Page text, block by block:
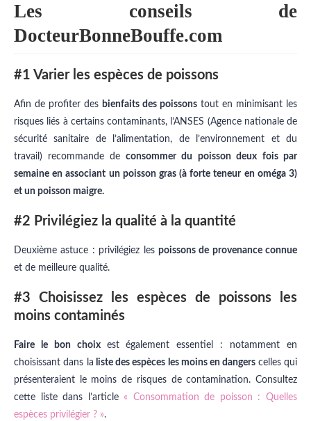
Les conseils de
DocteurBonneBouffe.com
#1 Varier les espèces de poissons
Afin de profiter des bienfaits des poissons tout en minimisant les
risques liés à certains contaminants, l’ANSES (Agence nationale de
sécurité sanitaire de l’alimentation, de l’environnement et du
travail)
recommande de consommer du poisson deux fois par
semaine en associant un poisson gras (à forte teneur en oméga 3)
et un poisson maigre.
#2 Privilégiez la qualité à la quantité
Deuxième astuce : privilégiez les poissons de provenance connue
et de meilleure qualité.
#3 Choisissez les espèces de poissons les
moins contaminés
Faire le bon choix est également essentiel : notamment en
choisissant dans la liste des espèces les moins en dangers celles qui
présenteraient le moins de risques de contamination. Consultez
cette liste dans l’article « Consommation de poisson : Quelles
espèces privilégier ? ».